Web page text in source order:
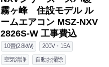
霧ヶ峰 FLシリーズ ルー
ムエアコン MSZ-FLV28
21-W 工事セット
169,700円(税込)